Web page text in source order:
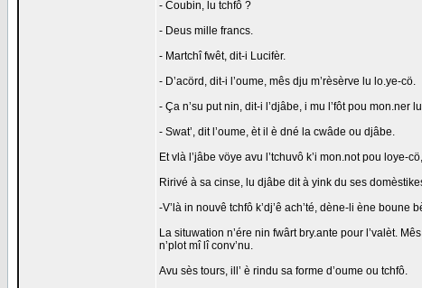
- Coubin, lu tchfô ?
- Deus mille francs.
- Martchî fwêt, dit-i Lucifèr.
- D’acörd, dit-i l’oume, mês dju m’rèsèrve lu lo.ye-cö.
- Ça n’su put nin, dit-i l’djâbe, i mu l’fôt pou mon.ner
- Swat’, dit l’oume, èt il è dné la cwâde ou djâbe.
Et vlà l’jâbe vöye avu l’tchuvô k’i mon.not pou loye-
Ririvé à sa cinse, lu djâbe dit à yink du ses
-V’là in nouvê tchfô k’dj’ê ach’té, dène-li ène boune
La situwation n’ére nin fwârt bry.ante pour l’valèt.
n’plot mî lî conv’nu.
Avu sès tours, ill’ è rindu sa forme d’oume ou tchfô.